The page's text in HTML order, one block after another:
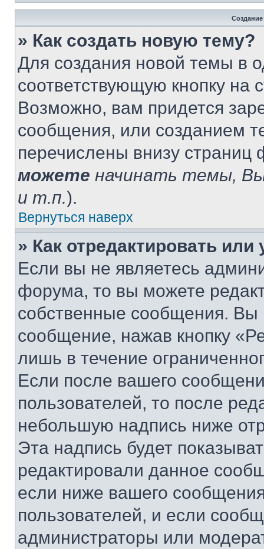
» Как создать новую тему?
Для создания новой темы в
соответствующую кнопку
Возможно, вам придется
сообщения, или созданием
перечислены внизу
можете начинать темы,
и т.п.).
Вернуться наверх
» Как отредактировать
Если вы не являетесь
форума, то вы можете
собственные сообщения. Вы
сообщение, нажав кнопку
лишь в течение
Если после вашего
пользователей, то после
небольшую надпись ниже
Эта надпись будет
редактировали данное
если ниже вашего
пользователей, и если
администраторы или